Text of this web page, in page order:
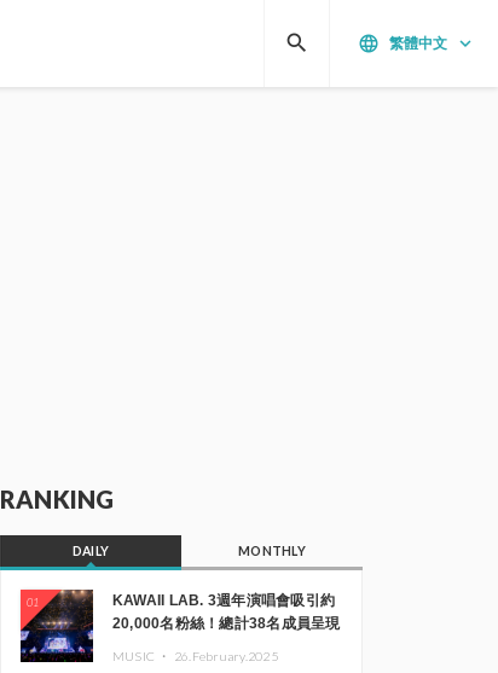
language 繁體中文 keyboard_arrow_down
search
RANKING
DAILY MONTHLY
01
KAWAII LAB. 3週年演唱會吸引約
20,000名粉絲！總計38名成員呈現
MUSIC ・ 26.February.2025